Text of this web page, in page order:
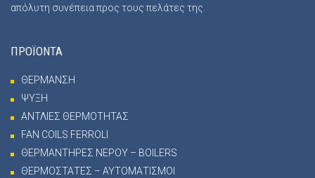
απόλυτη συνέπεια προς τους πελάτες της.
ΠΡΟΪΟΝΤΑ
ΘΕΡΜΑΝΣΗ
ΨΥΞΗ
ΑΝΤΛΙΕΣ ΘΕΡΜΟΤΗΤΑΣ
FAN COILS FERROLI
ΘΕΡΜΑΝΤΗΡΕΣ ΝΕΡΟΥ – BOILERS
ΘΕΡΜΟΣΤΑΤΕΣ – ΑΥΤΟΜΑΤΙΣΜΟΙ